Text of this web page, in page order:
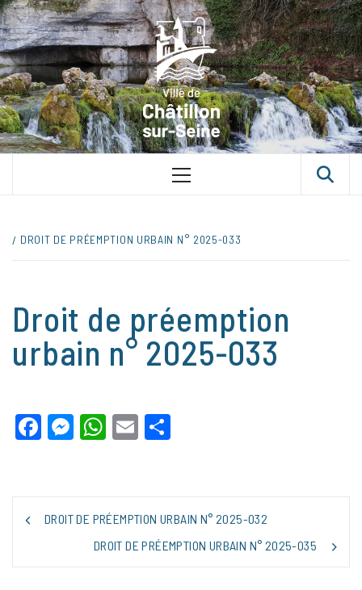
Skip
to
content
VILLE
SUR-SEINE
UNE VILLE DANS UN PARC
Primary
DROIT DE PRÉEMPTION URBAIN N° 2025-033
Droit de préemption
urbain n° 2025-033
Facebook
Messenger
WhatsApp
Email
NAVIGATION
DE
DROIT DE PRÉEMPTION URBAIN N° 2025-032
DROIT DE PRÉEMPTION URBAIN N° 2025-035